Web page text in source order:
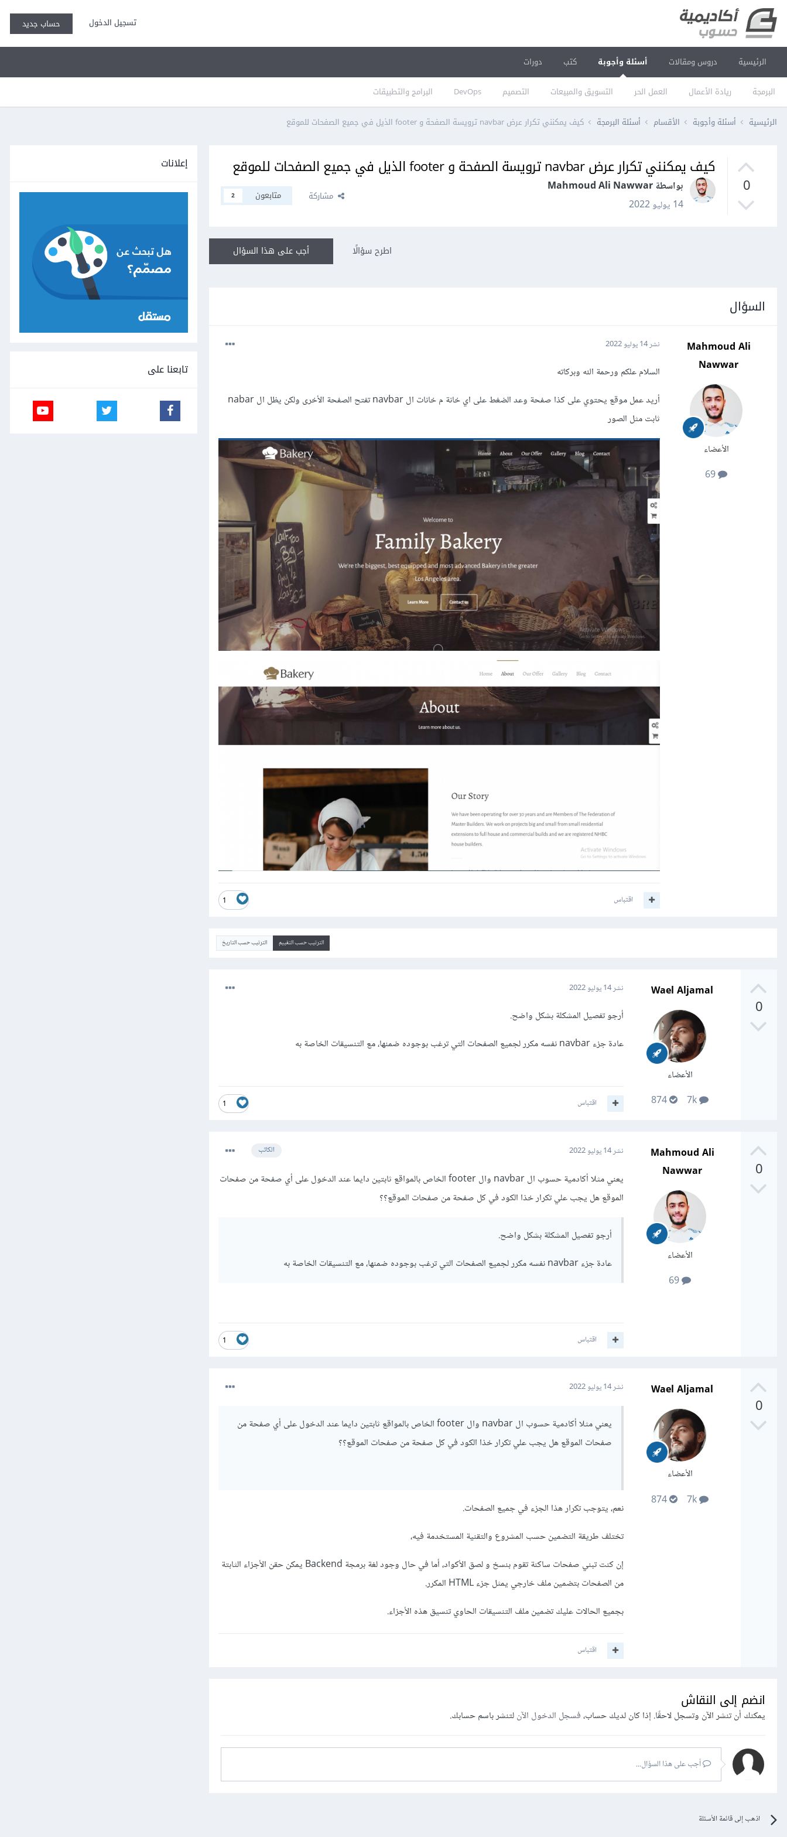
تسجيل الدخول حساب جديد
الرئيسية دروس ومقالات أسئلة وأجوبة
البرمجة ريادة الأعمال العمل الحر التسويق والمبيعات التصميم DevOps البرامج والتطبيقات
كتب دورات
الرئيسية أسئلة وأجوبة الأقسام أسئلة البرمجة كيف يمكنني تكرار عرض navbar ترويسة الصفحة و footer الذيل في جميع الصفحات للموقع
0
كيف يمكنني تكرار عرض navbar ترويسة الصفحة و footer الذيل في جميع الصفحات للموقع
بواسطة Mahmoud Ali Nawwar
14 يوليو 2022
مشاركة متابعون 2
أجب على هذا السؤال اطرح سؤالًا
السؤال
Mahmoud Ali
Nawwar
الأعضاء
نشر14 يوليو 2022
السلام علكم ورحمة الله وبركاته
أريد عمل موقع يحتوي على كذا صفحة وعد الضغط على اي خانة م خانات ال navbar تفتح الصفحة الأخرى ولكن يظل ال nabar
ثابت مثل الصور
1 اقتباس
الترتيب حسب التقييم الترتيب حسب التاريخ
0
Wael Aljamal
الأعضاء
نشر14 يوليو 2022
أرجو تفصيل المشكلة بشكل واضح.
عادة جزء navbar نفسه مكرر لجميع الصفحات التي ترغب بوجوده ضمنها، مع التنسيقات الخاصة به
1 اقتباس
0
Mahmoud Ali
Nawwar
الأعضاء
الكاتب نشر14 يوليو 2022
يعني مثلا أكادمية حسوب ال navbar وال footer الخاص بالمواقع ثابتين دايما عند الدخول على أي صفحة من صفحات
الموقع هل يجب علي تكرار خذا الكود في كل صفحة من صفحات الموقع؟؟
أرجو تفصيل المشكلة بشكل واضح.
عادة جزء navbar نفسه مكرر لجميع الصفحات التي ترغب بوجوده ضمنها، مع التنسيقات الخاصة به
1 اقتباس
0
Wael Aljamal
الأعضاء
نشر14 يوليو 2022
يعني مثلا أكادمية حسوب ال navbar وال footer الخاص بالمواقع ثابتين دايما عند الدخول على أي صفحة من
صفحات الموقع هل يجب علي تكرار خذا الكود في كل صفحة من صفحات الموقع؟؟
نعم، يتوجب تكرار هذا الجزء في جميع الصفحات.
تختلف طريقة التضمين حسب المشروع والتقنية المستخدمة فيه،
إن كنت تبني صفحات ساكنة تقوم بنسخ و لصق الأكواد، أما في حال وجود لغة برمجة Backend يمكن حقن الأجزاء الثابتة
من الصفحات بتضمين ملف خارجي يمثل جزء HTML المكرر.
بجميع الحالات عليك تضمين ملف التنسيقات الحاوي تنسيق هذه الأجزاء.
اقتباس
انضم إلى النقاش
يمكنك أن تنشر الآن وتسجل لاحقًا. إذا كان لديك حساب،فسجل الدخول الآنلتنشر باسم حسابك.
أجب على هذا السؤال...
اذهب إلى قائمة الأسئلة
إعلانات
تابعنا على